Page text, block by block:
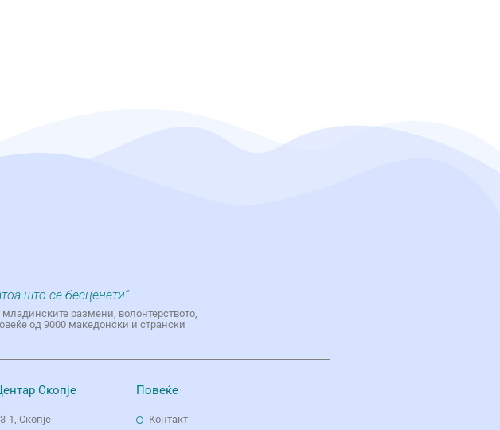
што се бесценети“
размени, волонтерството,
од 9000 македонски и странски
Скопје
1, Скопје
Повеќе
Контакт